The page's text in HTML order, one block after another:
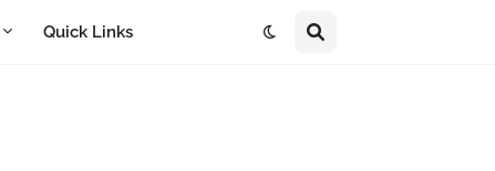
Quick Links